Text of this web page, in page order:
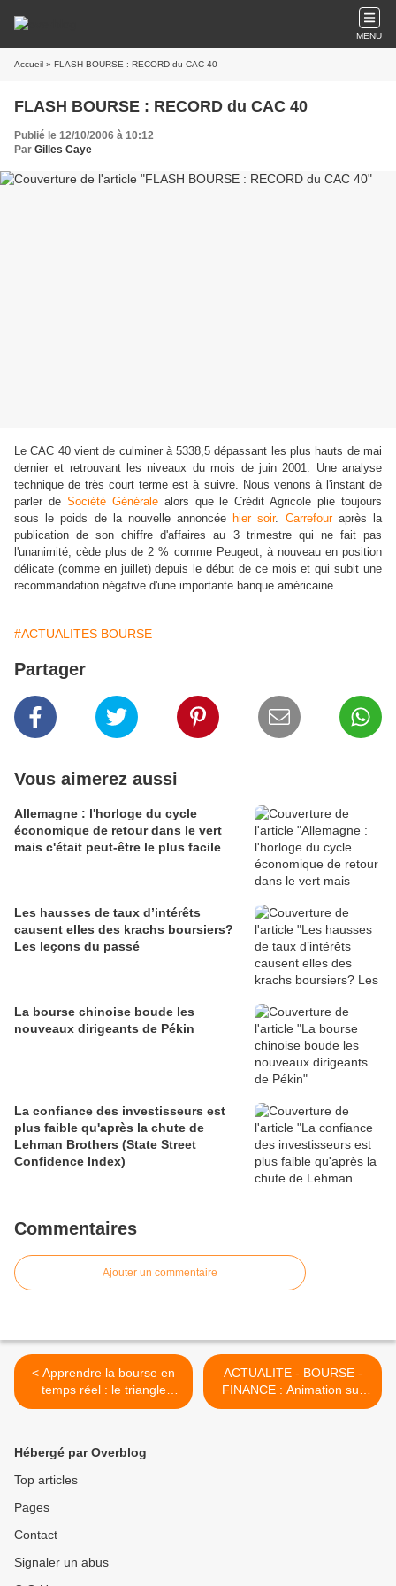
MENU
Accueil » FLASH BOURSE : RECORD du CAC 40
FLASH BOURSE : RECORD du CAC 40
Publié le 12/10/2006 à 10:12
Par Gilles Caye
Le CAC 40 vient de culminer à 5338,5 dépassant les plus hauts de mai
dernier et retrouvant les niveaux du mois de juin 2001. Une analyse
technique de très court terme est à suivre. Nous venons à l'instant de
parler de Société Généralealors que le Crédit Agricole plie toujours
sous le poids de la nouvelle annoncée hier soir. Carrefouraprès la
publication de son chiffre d'affaires au 3 trimestre qui ne fait pas
l'unanimité, cède plus de 2 % comme Peugeot, à nouveau en position
délicate (comme en juillet) depuis le début de ce mois et qui subit une
recommandation négative d'une importante banque américaine.
#ACTUALITES BOURSE
Partager
Vous aimerez aussi
Allemagne : l'horloge du cycle
économique de retour dans le vert
mais c'était peut-être le plus facile
Les hausses de taux d’intérêts
causent elles des krachs boursiers?
Les leçons du passé
La bourse chinoise boude les
nouveaux dirigeants de Pékin
La confiance des investisseurs est
plus faible qu'après la chute de
Lehman Brothers (State Street
Confidence Index)
Commentaires
Ajouter un commentaire
< Apprendre la bourse en
temps réel : le triangle
ascendant et cassure de
ACTUALITE - BOURSE -
FINANCE : Animation sur
les bancaires >
Hébergé par Overblog
Top articles
Pages
Contact
Signaler un abus